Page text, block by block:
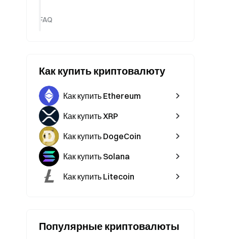
FAQ
Как купить криптовалюту
Как купить Ethereum
Как купить XRP
Как купить DogeCoin
Как купить Solana
Как купить Litecoin
Популярные криптовалюты